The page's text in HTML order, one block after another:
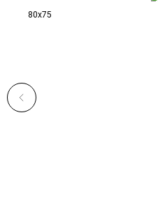
80x75